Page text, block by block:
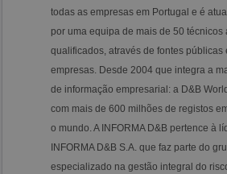
todas as empresas em Portugal e é
por uma equipa de mais de 50 técnicos
qualificados, através de fontes públicas
empresas. Desde 2004 que integra a
de informação empresarial: a D&B
com mais de 600 milhões de registos
o mundo. A INFORMA D&B pertence à
INFORMA D&B S.A. que faz parte do
especializado na gestão integral do